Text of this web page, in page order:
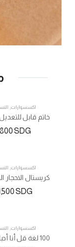
اكسسوارات,
800SDG
اكسسوارات,
SDG
اكسسوارات,